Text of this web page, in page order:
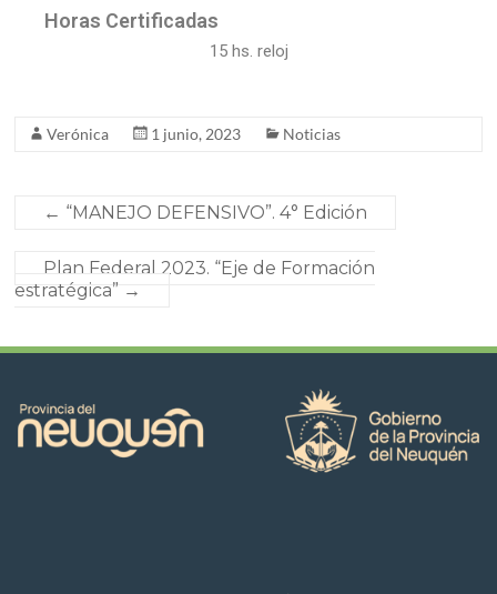
Horas Certificadas
15 hs. reloj
Verónica 1 junio, 2023 Noticias
← “MANEJO DEFENSIVO”. 4° Edición
Plan Federal 2023. “Eje de Formación
estratégica” →